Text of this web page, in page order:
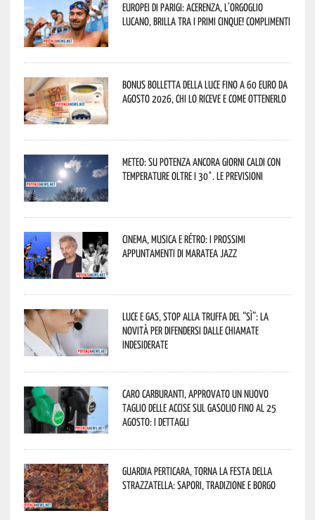
Europei di Parigi: Acerenza, l’orgoglio
lucano, brilla tra i primi cinque! Complimenti
Bonus bolletta della luce fino a 60 euro da
agosto 2026, chi lo riceve e come ottenerlo
Meteo: su Potenza ancora giorni caldi con
temperature oltre i 30°. Le previsioni
Cinema, musica e rétro: i prossimi
appuntamenti di Maratea Jazz
Luce e gas, stop alla truffa del “Sì”: la
novità per difendersi dalle chiamate
indesiderate
Caro carburanti, approvato un nuovo
taglio delle accise sul gasolio fino al 25
agosto: i dettagli
Guardia Perticara, torna la Festa della
Strazzatella: sapori, tradizione e borgo